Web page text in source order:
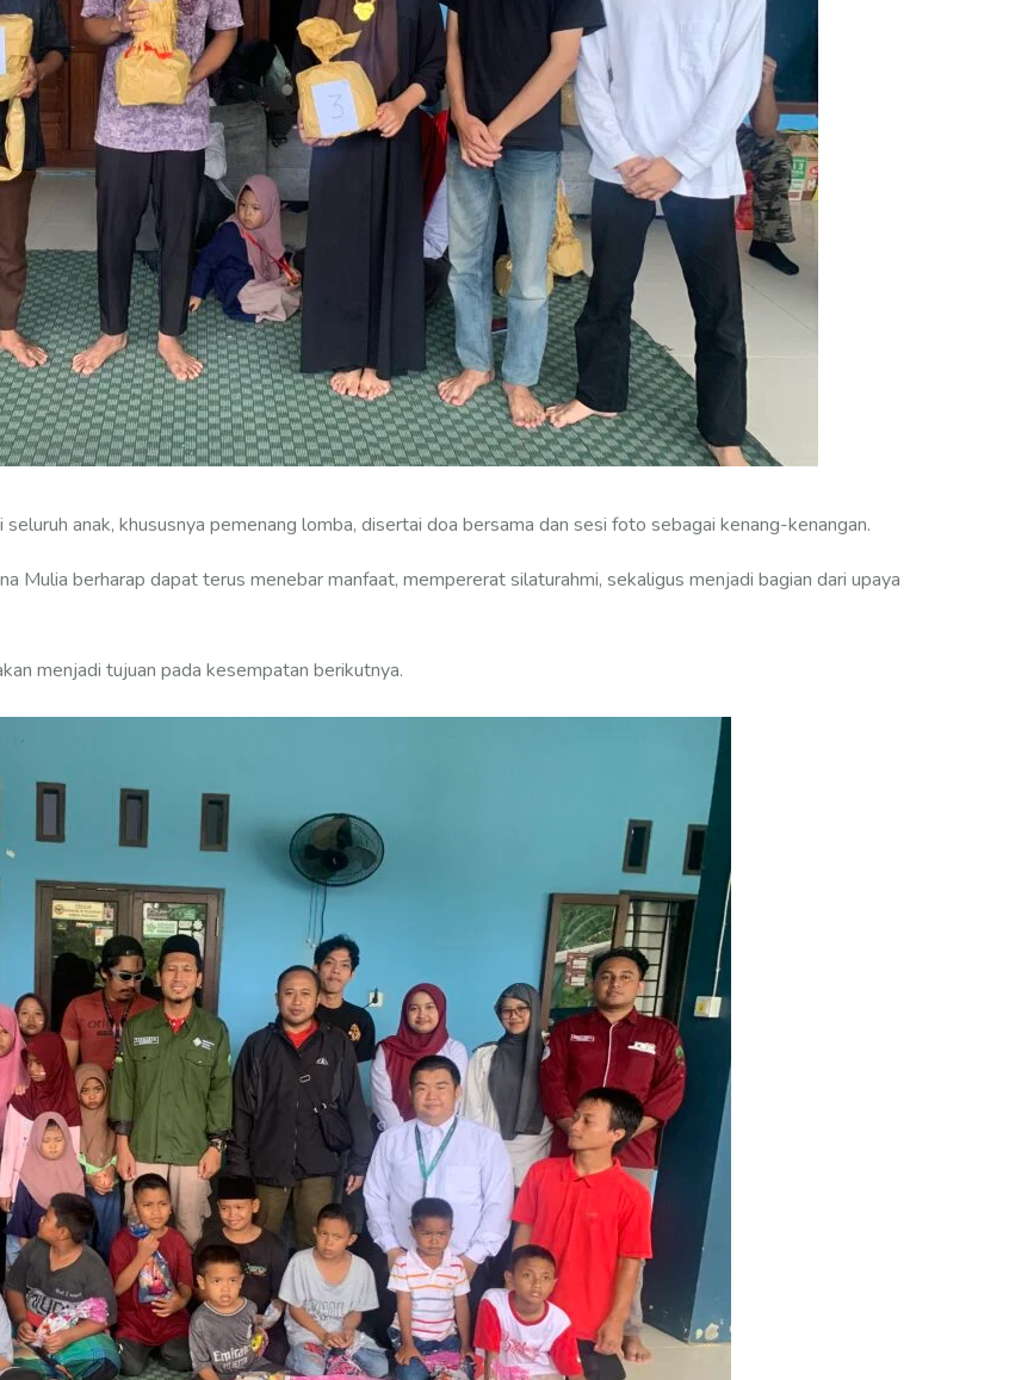
anak, khususnya pemenang lomba, disertai doa bersama dan sesi foto sebagai kenang-kenangan.
Mulia berharap dapat terus menebar manfaat, mempererat silaturahmi, sekaligus menjadi bagian dari upaya
menjadi tujuan pada kesempatan berikutnya.